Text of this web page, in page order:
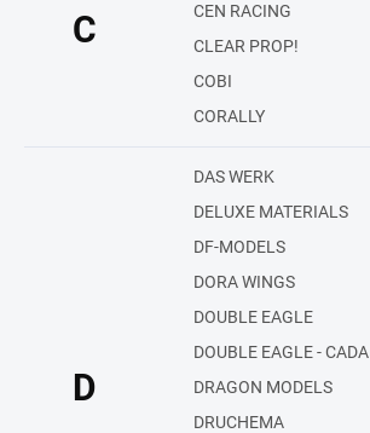
C
CEN RACING
CLEAR PROP!
COBI
CORALLY
D
DAS WERK
DELUXE MATERIALS
DF-MODELS
DORA WINGS
DOUBLE EAGLE
DOUBLE EAGLE - CADA
DRAGON MODELS
DRUCHEMA